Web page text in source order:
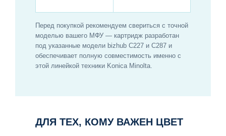
Перед покупкой рекомендуем свериться с точной
моделью вашего МФУ — картридж разработан
под указанные модели bizhub C227 и C287 и
обеспечивает полную совместимость именно с
этой линейкой техники Konica Minolta.
ДЛЯ ТЕХ, КОМУ ВАЖЕН ЦВЕТ